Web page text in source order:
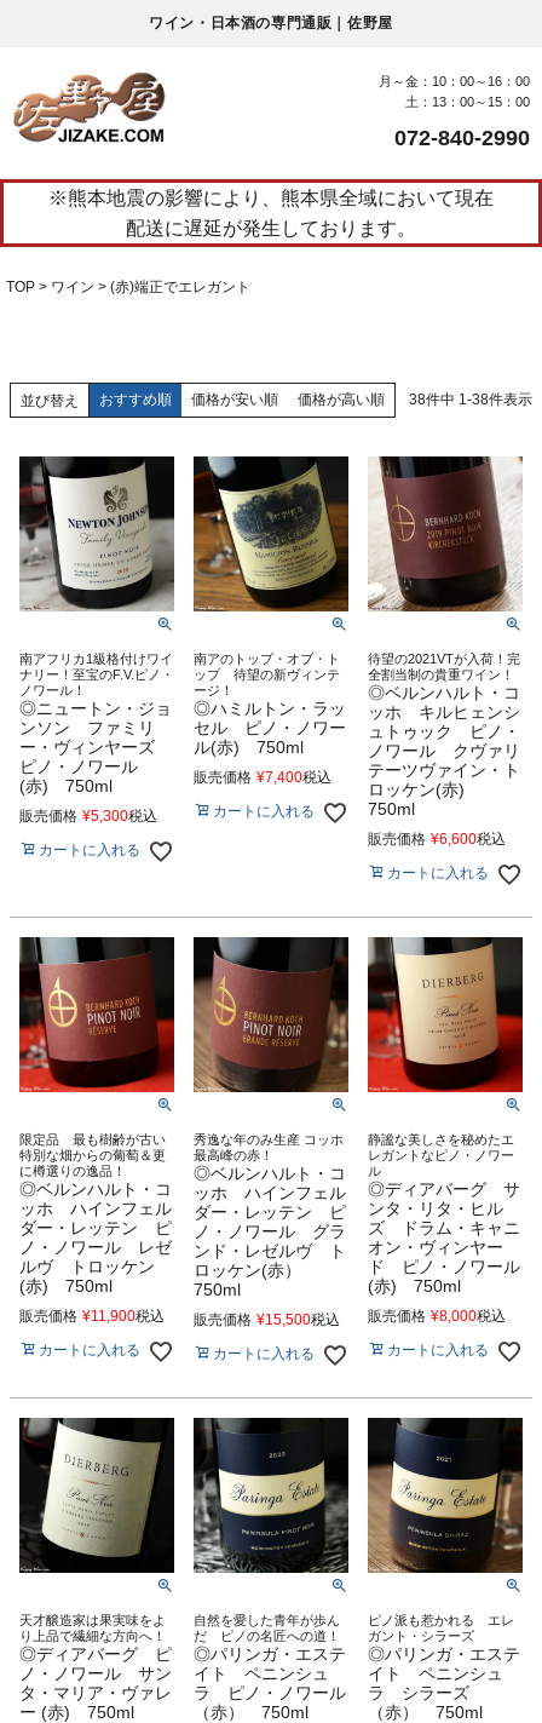
ワイン・日本酒の専門通販｜佐野屋
月～金：10：00～16：00
土：13：00～15：00
072-840-2990
※熊本地震の影響により、熊本県全域において現在
配送に遅延が発生しております。
TOP ワイン (赤)端正でエレガント
並び替え おすすめ順 価格が安い順 価格が高い順 38件中 1-38件表示
南アフリカ1級格付けワイ
ナリー！至宝のF.V.ピノ・
ノワール！
◎ニュートン・ジョ
ンソン ファミリ
ー・ヴィンヤーズ
ピノ・ノワール
(赤) 750ml
販売価格 ¥5,300税込
カートに入れる
南アのトップ・オブ・ト
ップ 待望の新ヴィンテ
ージ！
◎ハミルトン・ラッ
セル ピノ・ノワー
ル(赤) 750ml
販売価格 ¥7,400税込
カートに入れる
待望の2021VTが入荷！完
全割当制の貴重ワイン！
◎ベルンハルト・コ
ッホ キルヒェンシ
ュトゥック ピノ・
ノワール クヴァリ
テーツヴァイン・ト
ロッケン(赤)
750ml
販売価格 ¥6,600税込
カートに入れる
限定品 最も樹齢が古い
特別な畑からの葡萄＆更
に樽選りの逸品！
◎ベルンハルト・コ
ッホ ハインフェル
ダー・レッテン ピ
ノ・ノワール レゼ
ルヴ トロッケン
(赤) 750ml
販売価格 ¥11,900税込
カートに入れる
秀逸な年のみ生産 コッホ
最高峰の赤！
◎ベルンハルト・コ
ッホ ハインフェル
ダー・レッテン ピ
ノ・ノワール グラ
ンド・レゼルヴ ト
ロッケン(赤）
750ml
販売価格 ¥15,500税込
カートに入れる
静謐な美しさを秘めたエ
レガントなピノ・ノワー
ル
◎ディアバーグ サ
ンタ・リタ・ヒル
ズ ドラム・キャニ
オン・ヴィンヤー
ド ピノ・ノワール
(赤) 750ml
販売価格 ¥8,000税込
カートに入れる
天才醸造家は果実味をよ
り上品で繊細な方向へ！
◎ディアバーグ ピ
ノ・ノワール サン
タ・マリア・ヴァレ
ー (赤) 750ml
自然を愛した青年が歩ん
だ ピノの名匠への道！
◎パリンガ・エステ
イト ペニンシュ
ラ ピノ・ノワール
（赤） 750ml
ピノ派も惹かれる エレ
ガント・シラーズ
◎パリンガ・エステ
イト ペニンシュ
ラ シラーズ
（赤） 750ml